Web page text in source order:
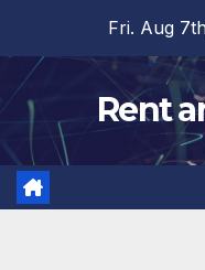
content
Fri. Aug
Rent